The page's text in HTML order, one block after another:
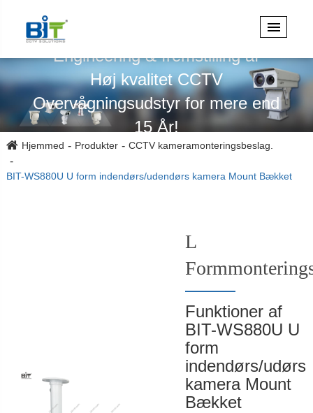
Engineering & fremstilling af
Høj kvalitet CCTV
Overvågningsudstyr for mere end
15 År!
Hjemmed Produkter CCTV kameramonteringsbeslag.
BIT-WS880U U form indendørs/udendørs kamera Mount Bækket
L
Funktioner af
BIT-WS880U U
form
indendørs/udørs
kamera Mount
Bækket